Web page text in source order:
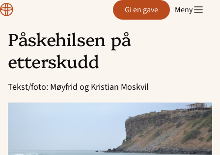
Hopp
innhold
Region
Rogaland Gi en gave Meny
Påskehilsen på
etterskudd
Tekst/foto: Møyfrid og Kristian Moskvil